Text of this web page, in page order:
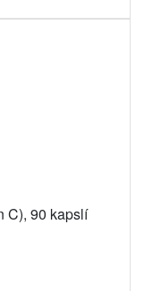
C), 90 kapslí